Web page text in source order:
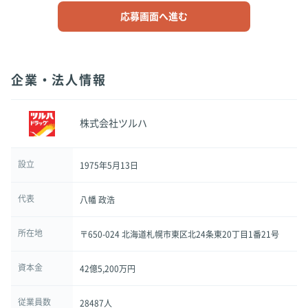
応募画面へ進む
企業・法人情報
株式会社ツルハ
設立 1975年5月13日
代表 八幡 政浩
所在地 〒650-024 北海道札幌市東区北24条東20丁目1番21号
資本金 42億5,200万円
従業員数 28487人